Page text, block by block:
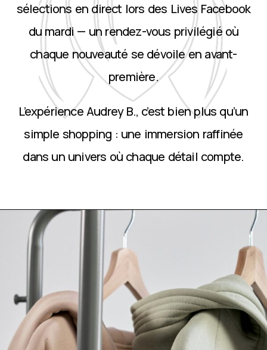
sélections en direct lors des Lives Facebook
du mardi — un rendez-vous privilégié où
chaque nouveauté se dévoile en avant-
première.
L’expérience Audrey B., c’est bien plus qu’un
simple shopping : une immersion raffinée
dans un univers où chaque détail compte.